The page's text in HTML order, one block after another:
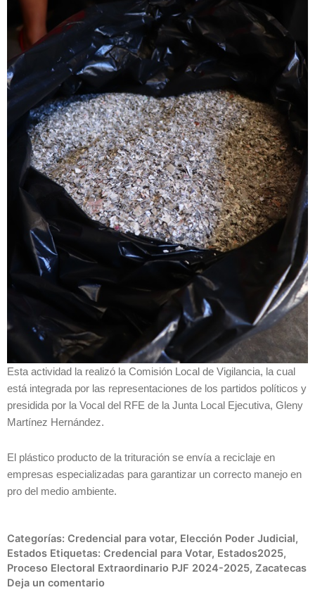
Esta actividad la realizó la Comisión Local de Vigilancia, la cual
está integrada por las representaciones de los partidos políticos y
presidida por la Vocal del RFE de la Junta Local Ejecutiva, Gleny
Martínez Hernández.
El plástico producto de la trituración se envía a reciclaje en
empresas especializadas para garantizar un correcto manejo en
pro del medio ambiente.
Categorías: Credencial para votar, Elección Poder Judicial,
Estados Etiquetas: Credencial para Votar, Estados2025,
Proceso Electoral Extraordinario PJF 2024-2025, Zacatecas
Deja un comentario